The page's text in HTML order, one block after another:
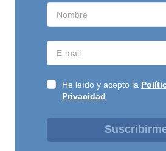
He leído y acepto la
Privacidad